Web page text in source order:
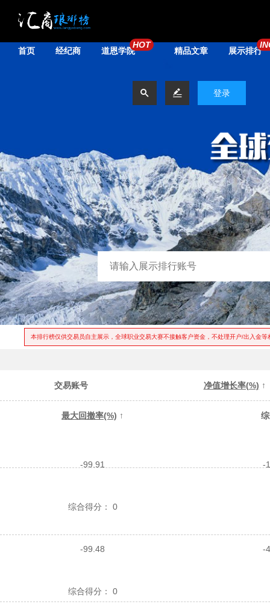
首页 经纪商 道恩学院
HOT
精品文章 展示排行
  登录
本排行榜仅供交易员自主展示，全球职业交易大赛不接触客户资金，不处理开户/出入金
交易账号 净值增长率(%) ↑
最大回撤率(%) ↑
-99.91 -
综合得分： 0
-99.48 -
综合得分： 0